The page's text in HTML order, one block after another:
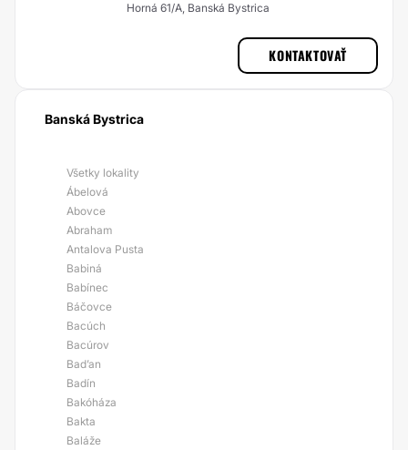
Horná 61/A, Banská Bystrica
KONTAKTOVAŤ
Banská Bystrica
Všetky lokality
Ábelová
Abovce
Abraham
Antalova Pusta
Babiná
Babínec
Báčovce
Bacúch
Bacúrov
Bad’an
Badín
Bakóháza
Bakta
Baláže